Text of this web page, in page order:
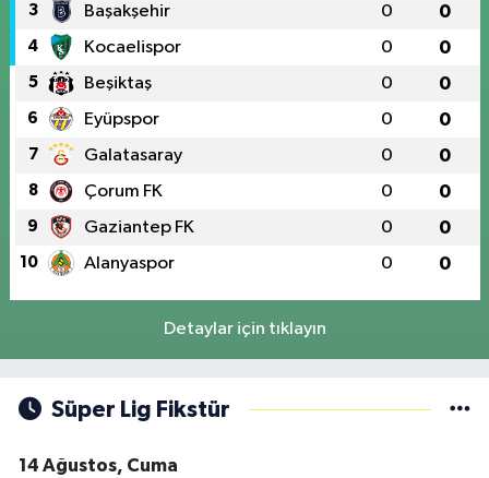
3 Başakşehir 0 0
4 Kocaelispor 0 0
5 Beşiktaş 0 0
6 Eyüpspor 0 0
7 Galatasaray 0 0
8 Çorum FK 0 0
9 Gaziantep FK 0 0
10 Alanyaspor 0 0
Detaylar için tıklayın
Süper Lig Fikstür
14 Ağustos, Cuma